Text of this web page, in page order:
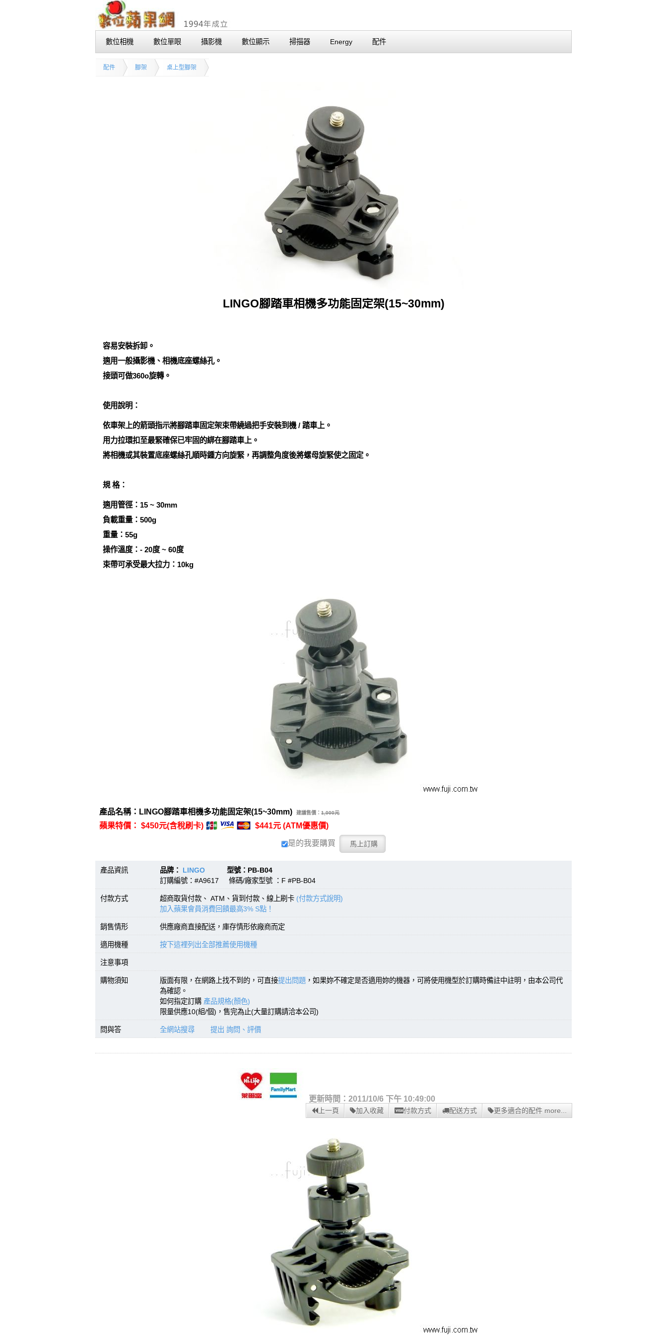
數位相機 數位單眼 攝影機 數位顯示 掃描器 Energy 配件
配件 腳架 桌上型腳架
LINGO腳踏車相機多功能固定架(15~30mm)
容易安裝拆卸。
適用一般攝影機、相機底座螺絲孔。
接頭可做360o旋轉。
使用說明：
依車架上的箭頭指示將腳踏車固定架束帶繞過把手安裝到機 / 踏車上。
用力拉環扣至最緊確保已牢固的綁在腳踏車上。
將相機或其裝置底座螺絲孔順時鍾方向旋緊，再調整角度後將螺母旋緊使之固定。
規 格：
適用管徑：15 ~ 30mm
負載重量：500g
重量：55g
操作溫度：- 20度 ~ 60度
束帶可承受最大拉力：10kg
產品名稱：LINGO腳踏車相機多功能固定架(15~30mm) 建議售價： 1,000元
蘋果特價： $450元(含稅刷卡) $441元 (ATM優惠價)
是的我要購買
產品資訊 品牌： LINGO 型號：PB-B04
訂購編號：#A9617 條碼/廠家型號 ：F #PB-B04
付款方式 超商取貨付款、 ATM、貨到付款、線上刷卡 (付款方式說明)
加入蘋果會員消費回饋最高3% S點！
銷售情形 供應廠商直接配送，庫存情形依廠商而定
適用機種 按下這裡列出全部推薦使用機種
注意事項
購物須知 版面有限，在網路上找不到的，可直接提出問題 ，如果妳不確定是否適用妳的機器，可將使用機型於訂購時備註中註明，由本公司代
為確認。
如何指定訂購 產品規格(顏色)
限量供應10(組/個)，售完為止(大量訂購請洽本公司)
問與答 全網站搜尋 提出 詢問、評價
更新時間：2011/10/6 下午 10:49:00
上一頁 加入收藏 付款方式 配送方式 更多適合的配件 more...